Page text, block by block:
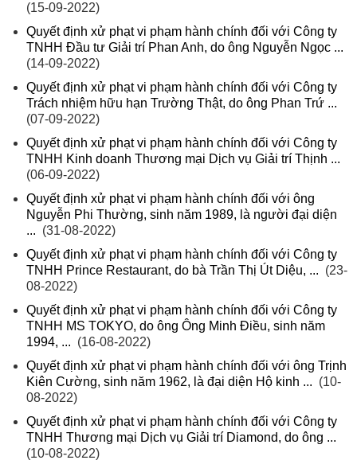
(15-09-2022)
Quyết định xử phạt vi phạm hành chính đối với Công ty
TNHH Đầu tư Giải trí Phan Anh, do ông Nguyễn Ngọc ...
(14-09-2022)
Quyết định xử phạt vi phạm hành chính đối với Công ty
Trách nhiệm hữu hạn Trường Thật, do ông Phan Trứ ...
(07-09-2022)
Quyết định xử phạt vi phạm hành chính đối với Công ty
TNHH Kinh doanh Thương mại Dịch vụ Giải trí Thịnh ...
(06-09-2022)
Quyết định xử phạt vi phạm hành chính đối với ông
Nguyễn Phi Thường, sinh năm 1989, là người đại diện
... (31-08-2022)
Quyết định xử phạt vi phạm hành chính đối với Công ty
TNHH Prince Restaurant, do bà Trần Thị Út Diệu, ... (23-
08-2022)
Quyết định xử phạt vi phạm hành chính đối với Công ty
TNHH MS TOKYO, do ông Ông Minh Điều, sinh năm
1994, ... (16-08-2022)
Quyết định xử phạt vi phạm hành chính đối với ông Trịnh
Kiên Cường, sinh năm 1962, là đại diện Hộ kinh ... (10-
08-2022)
Quyết định xử phạt vi phạm hành chính đối với Công ty
TNHH Thương mại Dịch vụ Giải trí Diamond, do ông ...
(10-08-2022)